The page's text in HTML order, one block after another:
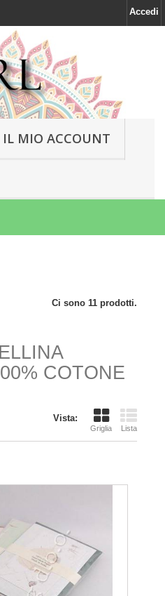
Accedi
IL MIO ACCOUNT
Ci sono 11 prodotti.
COTONE
Vista:
Griglia Lista